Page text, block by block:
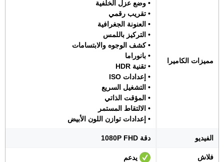
مميزات الكاميرا
• وضع عزل الخلفية
• تقريب رقمي
• العنونة الجغرافية
• التركيز باللمس
• كشف الوجوه والابتسامات
• بانوراما
• تقنية HDR
• إعدادات ISO
• التشغيل السريع
• المؤقت الذاتي
• الالتقاط المستمر
• إعدادات توازن اللون الأبيض
الفيديو دقة 1080P FHD
فلاش يدعم